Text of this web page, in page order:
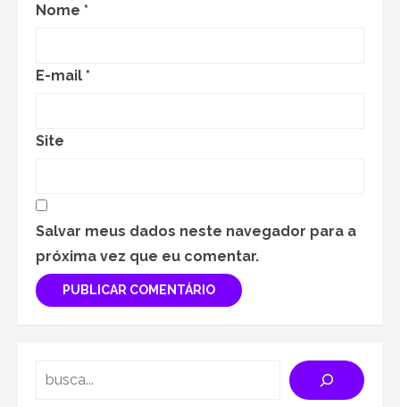
Nome *
E-mail *
Site
Salvar meus dados neste navegador para a
próxima vez que eu comentar.